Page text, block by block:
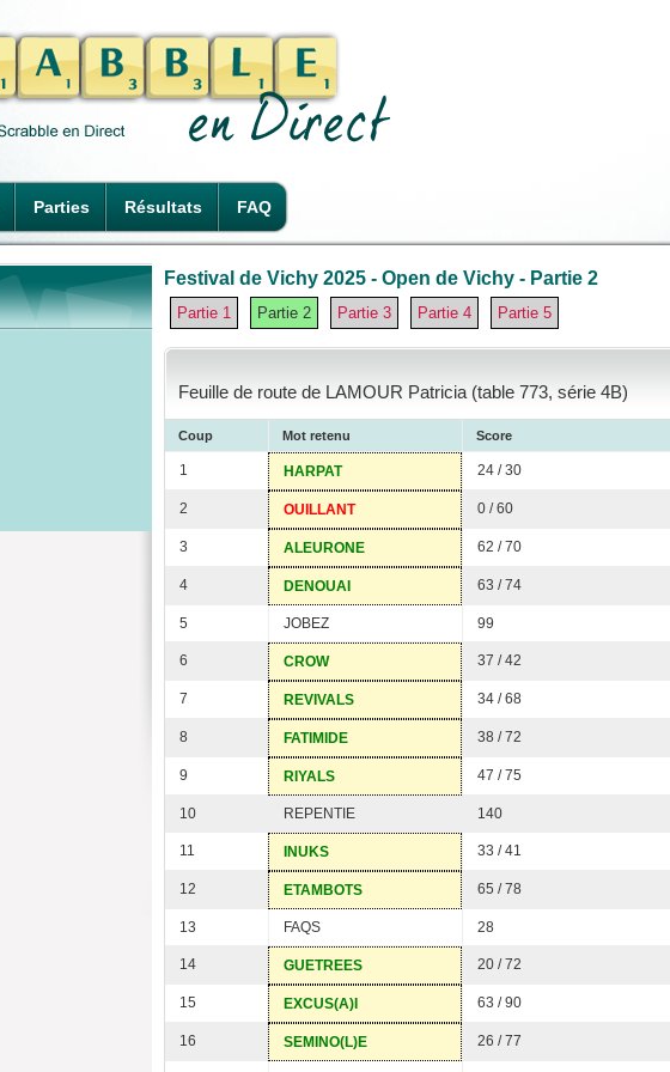
Parties Résultats FAQ
Festival de Vichy 2025 - Open de Vichy - Partie 2
Partie 1 Partie 2 Partie 3 Partie 4 Partie 5
Feuille de route de LAMOUR Patricia (table 773, série 4B)
Coup Mot retenu Score
1 HARPAT 24 / 30
2 OUILLANT 0 / 60
3 ALEURONE 62 / 70
4 DENOUAI 63 / 74
5 JOBEZ 99
6 CROW 37 / 42
7 REVIVALS 34 / 68
8 FATIMIDE 38 / 72
9 RIYALS 47 / 75
10 REPENTIE 140
11 INUKS 33 / 41
12 ETAMBOTS 65 / 78
13 FAQS 28
14 GUETREES 20 / 72
15 EXCUS(A)I 63 / 90
16 SEMINO(L)E 26 / 77